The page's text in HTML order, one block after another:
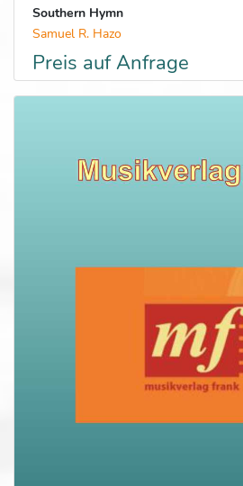
Southern Hymn
Samuel R. Hazo
Preis auf Anfrage